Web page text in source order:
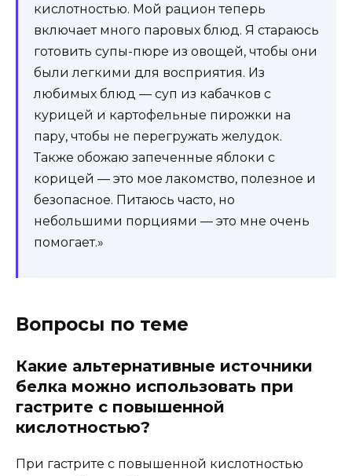
кислотностью. Мой рацион теперь
включает много паровых блюд. Я стараюсь
готовить супы-пюре из овощей, чтобы они
были легкими для восприятия. Из
любимых блюд — суп из кабачков с
курицей и картофельные пирожки на
пару, чтобы не перегружать желудок.
Также обожаю запеченные яблоки с
корицей — это мое лакомство, полезное и
безопасное. Питаюсь часто, но
небольшими порциями — это мне очень
помогает.»
Вопросы по теме
Какие альтернативные источники
белка можно использовать при
гастрите с повышенной
кислотностью?
При гастрите с повышенной кислотностью